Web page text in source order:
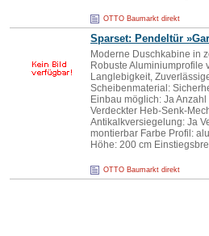
OTTO Baumarkt direkt
Sparset: Pendeltür
Moderne Duschkabine in
Robuste Aluminiumprofile
Langlebigkeit,
Scheibenmaterial:
Einbau möglich: Ja
Verdeckter Heb-Senk-
Antikalkversiegelung: Ja
montierbar Farbe Profil:
Höhe: 200 cm
OTTO Baumarkt direkt